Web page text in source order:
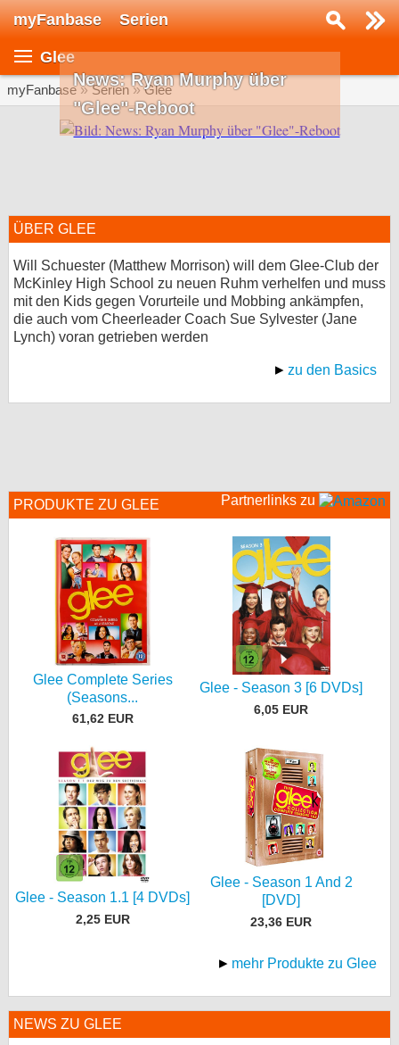
myFanbase Serien
Glee
myFanbase»Serien»Glee
News: Ryan Murphy über
"Glee"-Reboot
ÜBER GLEE
Will Schuester (Matthew Morrison) will dem Glee-Club der
McKinley High School zu neuen Ruhm verhelfen und muss
mit den Kids gegen Vorurteile und Mobbing ankämpfen,
die auch vom Cheerleader Coach Sue Sylvester (Jane
Lynch) voran getrieben werden
zu den Basics
Partnerlinks zu
PRODUKTE ZU GLEE
Glee Complete Series
(Seasons...
61,62 EUR
Glee - Season 3 [6 DVDs]
6,05 EUR
Glee - Season 1.1 [4 DVDs]
2,25 EUR
Glee - Season 1 And 2
[DVD]
23,36 EUR
mehr Produkte zu Glee
NEWS ZU GLEE
Serie suchen...
SERIEN
Serien
KULTUR
Specials
SERVICE
Kontakt
Nutzungsbedingungen
Datenschutz
Cookie-Einstellungen
Impressum
Desktop-Ansicht